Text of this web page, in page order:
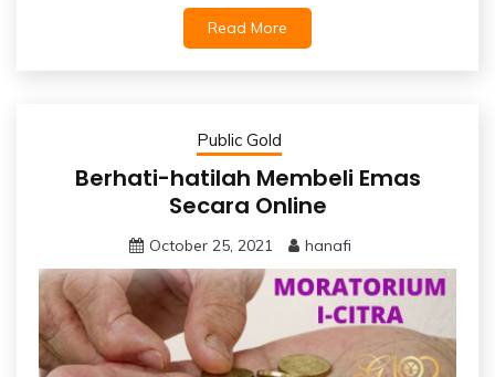
Read More
Public Gold
Berhati-hatilah Membeli Emas
Secara Online
October 25, 2021 hanafi